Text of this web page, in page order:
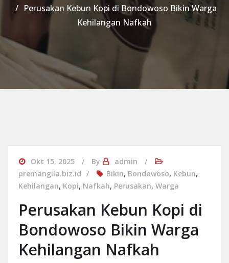
Perusakan Kebun Kopi di Bondowoso Bikin Warga
Kehilangan Nafkah
Okt 15, 2025 By
admin
premangila.biz.id
Bikin, Bondowoso, Kebun,
Kehilangan, Kopi, Nafkah, Perusakan, Warga
Perusakan Kebun Kopi di
Bondowoso Bikin Warga
Kehilangan Nafkah